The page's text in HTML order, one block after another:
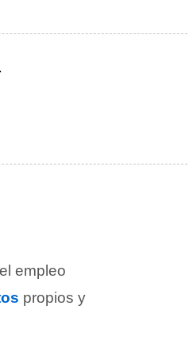
empleo
propios y